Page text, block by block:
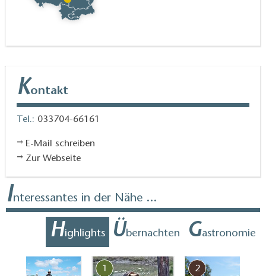
Kontakt
Tel.: 033704-66161
E-Mail schreiben
Zur Webseite
Interessantes in der Nähe ...
Highlights Übernachten Gastronomie
1 2